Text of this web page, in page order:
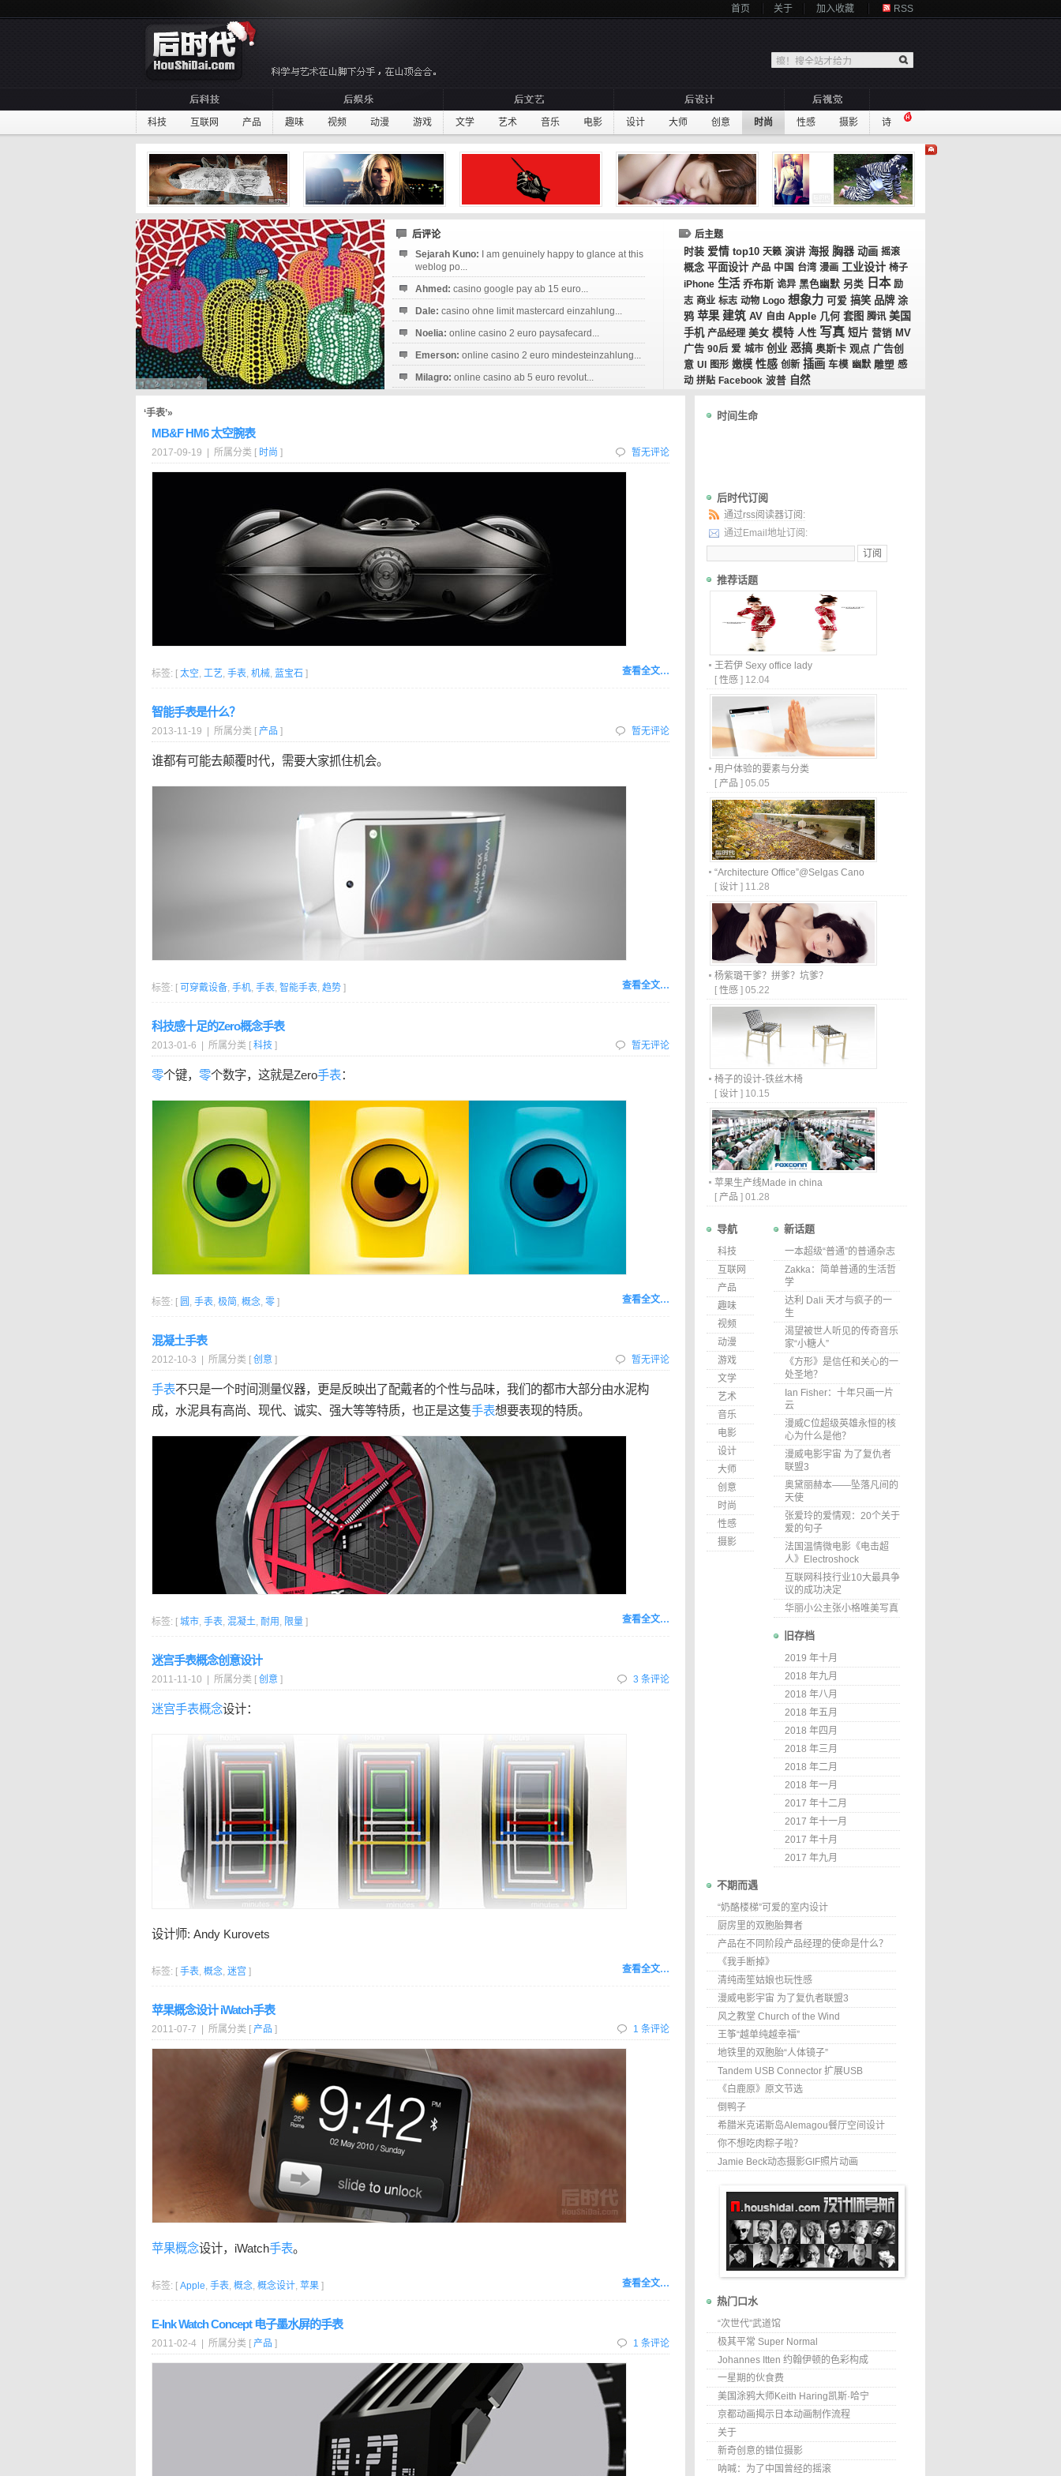
首页 关于 加入收藏 RSS
科技 互联网 产品 趣味 视频 动漫 游戏 文学 艺术 音乐 电影 设计 大师 创意 时尚 性感 摄影 诗
后评论
Sejarah Kuno:
I am genuinely happy to glance at this
weblog po...
Ahmed: casino google pay ab 15 euro...
Dale: casino ohne limit mastercard einzahlung...
Noelia: online casino 2 euro paysafecard...
Emerson: online casino 2 euro mindesteinzahlung...
Milagro: online casino ab 5 euro revolut...
后主题
时装 爱情 top10 天籁 演讲 海报 胸器 动画 摇滚
概念 平面设计 产品 中国 台湾 漫画 工业设计 椅子
iPhone 生活 乔布斯 诡异 黑色幽默 另类 日本 励
志 商业 标志 动物 Logo 想象力 可爱 搞笑 品牌 涂
鸦 苹果 建筑 AV 自由 Apple 几何 套图 腾讯 美国
手机 产品经理 美女 模特 人性 写真 短片 营销 MV
广告 90后 爱 城市 创业 恶搞 奥斯卡 观点 广告创
意 UI 图形 嫩模 性感 创新 插画 车模 幽默 雕塑 感
动 拼贴 Facebook 波普 自然
‘手表’»
MB&F HM6 太空腕表
2017-09-19 | 所属分类 [ 时尚 ] 暂无评论
查看全文…
标签: [ 太空, 工艺, 手表, 机械, 蓝宝石 ]
智能手表是什么？
2013-11-19 | 所属分类 [ 产品 ] 暂无评论
谁都有可能去颠覆时代，需要大家抓住机会。
查看全文…
标签: [ 可穿戴设备, 手机, 手表, 智能手表, 趋势 ]
科技感十足的Zero概念手表
2013-01-6 | 所属分类 [ 科技 ] 暂无评论
零个键， 零个数字，这就是Zero手表：
查看全文…
标签: [ 圆 , 手表, 极简, 概念, 零 ]
混凝土手表
2012-10-3 | 所属分类 [ 创意 ] 暂无评论
手表不只是一个时间测量仪器，更是反映出了配戴者的个性与品味，我们的都市大部分由水泥构
成，水泥具有高尚、现代、诚实、强大等等特质，也正是这隻手表想要表现的特质。
查看全文…
标签: [ 城市, 手表, 混凝土, 耐用 , 限量 ]
迷宫手表概念创意设计
2011-11-10 | 所属分类 [ 创意 ] 3 条评论
迷宫手表概念设计：
设计师: Andy Kurovets
查看全文…
标签: [ 手表, 概念, 迷宫 ]
苹果概念设计 iWatch手表
2011-07-7 | 所属分类 [ 产品 ] 1 条评论
苹果概念设计，iWatch手表。
查看全文…
标签: [ Apple, 手表, 概念, 概念设计, 苹果 ]
E-Ink Watch Concept 电子墨水屏的手表
2011-02-4 | 所属分类 [ 产品 ] 1 条评论
时间生命
后时代订阅
通过rss阅读器订阅:
通过Email地址订阅:
推荐话题
王若伊 Sexy office lady
[ 性感 ] 12.04
用户体验的要素与分类
[ 产品 ] 05.05
“Architecture Office”@Selgas Cano
[ 设计 ] 11.28
杨紫璐干爹？拼爹？坑爹？
[ 性感 ] 05.22
椅子的设计-铁丝木椅
[ 设计 ] 10.15
苹果生产线Made in china
[ 产品 ] 01.28
导航
科技
互联网
产品
趣味
视频
动漫
游戏
文学
艺术
音乐
电影
设计
大师
创意
时尚
性感
摄影
新话题
一本超级“普通”的普通杂志
Zakka：简单普通的生活哲
学
达利 Dali 天才与疯子的一
生
渴望被世人听见的传奇音乐
家“小糖人”
《方形》是信任和关心的一
处圣地？
Ian Fisher：十年只画一片
云
漫威C位超级英雄永恒的核
心为什么是他？
漫威电影宇宙 为了复仇者
联盟3
奥黛丽赫本——坠落凡间的
天使
张爱玲的爱情观：20个关于
爱的句子
法国温情微电影《电击超
人》Electroshock
互联网科技行业10大最具争
议的成功决定
华丽小公主张小格唯美写真
旧存档
2019 年十月
2018 年九月
2018 年八月
2018 年五月
2018 年四月
2018 年三月
2018 年二月
2018 年一月
2017 年十二月
2017 年十一月
2017 年十月
2017 年九月
不期而遇
“奶酪楼梯”可爱的室内设计
厨房里的双胞胎舞者
产品在不同阶段产品经理的使命是什么？
《我手断掉》
清纯南笙姑娘也玩性感
漫威电影宇宙 为了复仇者联盟3
风之教堂 Church of the Wind
王筝“越单纯越幸福”
地铁里的双胞胎“人体镜子”
Tandem USB Connector 扩展USB
《白鹿原》原文节选
倒鸭子
希腊米克诺斯岛Alemagou餐厅空间设计
你不想吃肉粽子啦？
Jamie Beck动态摄影GIF照片动画
热门口水
“次世代”武道馆
极其平常 Super Normal
Johannes Itten 约翰伊顿的色彩构成
一星期的伙食费
美国涂鸦大师Keith Haring凯斯·哈宁
京都动画揭示日本动画制作流程
关于
新奇创意的错位摄影
呐喊：为了中国曾经的摇滚